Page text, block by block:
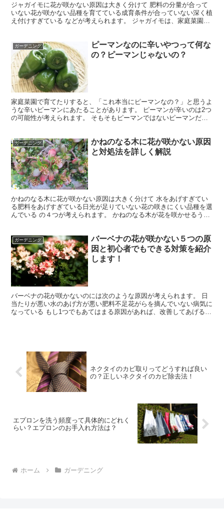
ジャガイモに花が咲かない原因は大きく分けて 肥料の分量が合って
いない花が咲かない品種を育てている成育条件が合っていない深く植
え付けすぎている などが考えられます。 ジャガイモは、家庭菜園で
ガーデニング
ピーマンなのに辛いやつって何な
の？ピーマンじゃないの？
家庭菜園で育てたりすると、「これ本当にピーマンなの？」と思うよ
うな辛いピーマンにあたることがあります。 ピーマンが辛いのは2つ
の可能性が考えられます。 そもそもピーマンではないピーマンだけ
ガーデニング
かねのなる木に花が咲かない原因
と対処法を詳しく解説
かねのなる木に花が咲かない原因は大きく分けて 水をあげすぎてい
る肥料をあげすぎている日光が足りていない花の咲きにくい品種を選
んでいる の４つが考えられます。 かねのなる木が花を咲かせるうえ
ガーデニング
バーベナの花が咲かない５つの原
因と初心者でもできる対策を紹介
します！
バーベナの花が咲かないのには次のような原因が考えられます。 日
当たりが悪い水のあげ方が悪い肥料不足花がらを摘んでいない病気に
なっている もし1つでもあてはまる原因があれば、改善してあげるこ
ネクタイのカビ取りってどうすれば良い
の？正しいネクタイのカビ除去法！
エプロンを洗う頻度って具体的にどれく
らい？エプロンのお手入れ方法は？
ホーム ガーデニング